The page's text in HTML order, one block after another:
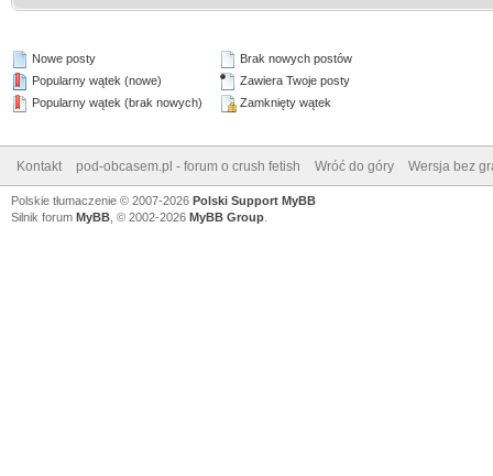
Nowe posty
Popularny wątek (nowe)
Popularny wątek (brak nowych)
Brak nowych postów
Zawiera Twoje posty
Zamknięty wątek
Kontakt pod-obcasem.pl - forum o crush fetish Wróć do góry Wersja bez
Polskie tłumaczenie © 2007-2026 Polski Support MyBB
Silnik forum MyBB , © 2002-2026 MyBB Group